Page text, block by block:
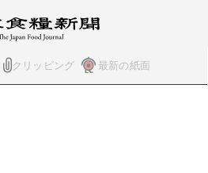
クリッピング 最新の紙面